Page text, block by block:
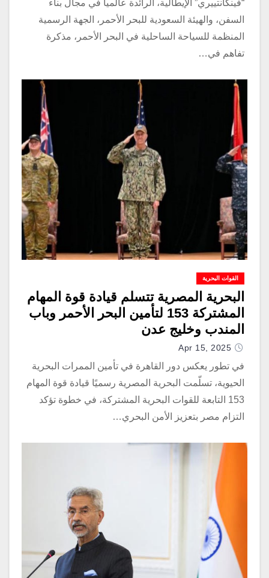
“فينكانتييري” الإيطالية، الرائدة عالمياً في مجال بناء
السفن، والهيئة السعودية للبحر الأحمر، الجهة الرسمية
المنظمة للسياحة الساحلية في البحر الأحمر، مذكرة
تفاهم في…
القوات البحرية
البحرية المصرية تتسلم قيادة قوة المهام
المشتركة 153 لتأمين البحر الأحمر وباب
المندب وخليج عدن
Apr 15, 2025
في تطور يعكس دور القاهرة في تأمين الممرات البحرية
الحيوية، تسلّمت البحرية المصرية رسميًا قيادة قوة المهام
153 التابعة للقوات البحرية المشتركة، في خطوة تؤكد
التزام مصر بتعزيز الأمن البحري…